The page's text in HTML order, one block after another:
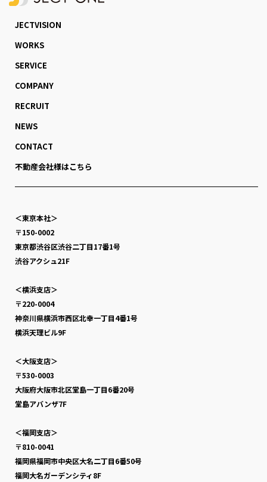
JECTVISION
WORKS
SERVICE
COMPANY
RECRUIT
NEWS
CONTACT
不動産会社様はこちら
＜東京本社＞
〒150-0002
東京都渋谷区渋谷二丁目17番1号
渋谷アクシュ21F
＜横浜支店＞
〒220-0004
神奈川県横浜市西区北幸一丁目4番1号
横浜天理ビル9F
＜大阪支店＞
〒530-0003
大阪府大阪市北区堂島一丁目6番20号
堂島アバンザ7F
＜福岡支店＞
〒810-0041
福岡県福岡市中央区大名二丁目6番50号
福岡大名ガーデンシティ8F